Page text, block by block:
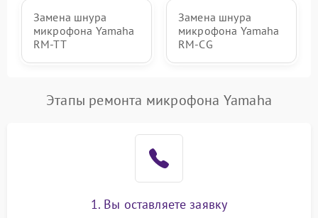
Замена шнура
микрофона Yamaha
RM-TT
Замена шнура
микрофона Yamaha
RM-CG
Этапы ремонта микрофона Yamaha
1. Вы оставляете заявку